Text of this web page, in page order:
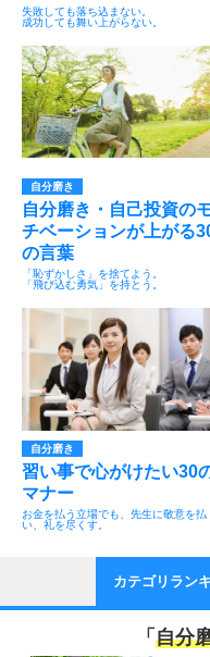
失敗しても落ち込まない。
成功しても舞い上がらない。
自分磨き
自分磨き・自己投資の
チベーションが上がる
の言葉
「恥ずかしさ」を捨てよう。
「飛び込む勇気」を持とう。
自分磨き
習い事で心がけたい30
マナー
お金を払う立場でも、先生に敬意を払
い、礼を尽くす。
カテゴリラン
「 自分